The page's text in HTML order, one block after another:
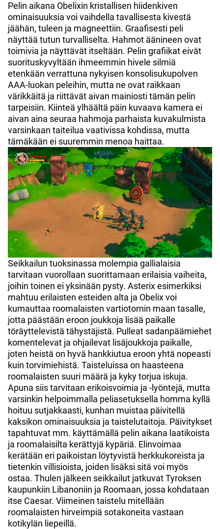
Pelin aikana Obelixin kristallisen hiidenkiven
ominaisuuksia voi vaihdella tavallisesta kivestä
jäähän, tuleen ja magneettiin. Graafisesti peli
näyttää tutun turvalliselta. Hahmot äänineen ovat
toimivia ja näyttävät itseltään. Pelin grafiikat eivät
suorituskyvyltään ihmeemmin hivele silmiä
etenkään verrattuna nykyisen konsolisukupolven
AAA-luokan peleihin, mutta ne ovat raikkaan
värikkäitä ja riittävät aivan mainiosti tämän pelin
tarpeisiin. Kiinteä ylhäältä päin kuvaava kamera ei
aivan aina seuraa hahmoja parhaista kuvakulmista
varsinkaan taiteilua vaativissa kohdissa, mutta
tämäkään ei suuremmin menoa haittaa.
Seikkailun tuoksinassa molempia gallialaisia
tarvitaan vuorollaan suorittamaan erilaisia vaiheita,
joihin toinen ei yksinään pysty. Asterix esimerkiksi
mahtuu erilaisten esteiden alta ja Obelix voi
kumauttaa roomalaisten vartiotornin maan tasalle,
jotta päästään eroon joukkoja lisää paikalle
töräyttelevistä tähystäjistä. Pulleat sadanpäämiehet
komentelevat ja ohjailevat lisäjoukkoja paikalle,
joten heistä on hyvä hankkiutua eroon yhtä nopeasti
kuin torvimiehistä. Taisteluissa on haasteena
roomalaisten suuri määrä ja kyky torjua iskuja.
Apuna siis tarvitaan erikoisvoimia ja -lyöntejä, mutta
varsinkin helpoimmalla peliasetuksella homma kyllä
hoituu sutjakkaasti, kunhan muistaa päivitellä
kaksikon ominaisuuksia ja taistelutaitoja. Päivitykset
tapahtuvat mm. käyttämällä pelin aikana laatikoista
ja roomalaisilta kerättyjä kypäriä. Elinvoimaa
kerätään eri paikoistan löytyvistä herkkukoreista ja
tietenkin villisioista, joiden lisäksi sitä voi myös
ostaa. Thulen jälkeen seikkailut jatkuvat Tyroksen
kaupunkiin Libanoniin ja Roomaan, jossa kohdataan
itse Caesar. Viimeinen taistelu mitellään
roomalaisten hirveimpiä sotakoneita vastaan
kotikylän liepeillä.